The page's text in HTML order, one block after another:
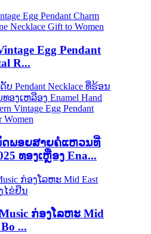
Egg Pendant
R...
ດພອຍສາຍຄໍແຫວນທີ່
ທອງເຫຼືອງ Ena...
Music ກ່ອງໂລຫະ Mid
...